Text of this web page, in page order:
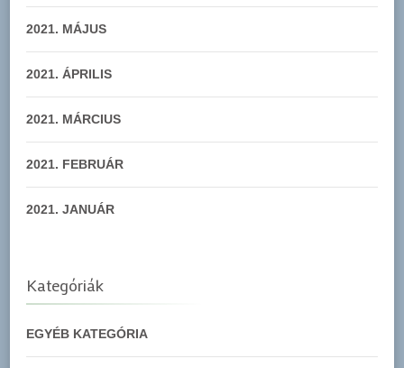
2021. MÁJUS
2021. ÁPRILIS
2021. MÁRCIUS
2021. FEBRUÁR
2021. JANUÁR
Kategóriák
EGYÉB KATEGÓRIA